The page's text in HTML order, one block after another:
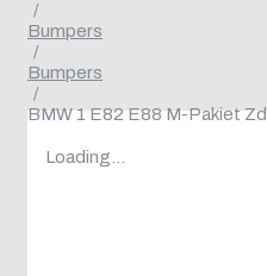
/
Bumpers
/
Bumpers
/
BMW 1 E82 E88 M-Pakiet
Loading...